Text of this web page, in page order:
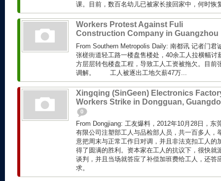
课。目前，数百名幼儿已被家长接回家中，何时恢
Workers Protest Against Fuli
Construction Company in Guangzhou
From Southern Metropolis Daily: 南都讯 记者门君
张槎街道轻工路一楼盘售楼处，40余工人拉横幅讨
方层层转包楼盘工程，导致工人工资被拖欠。目前
调解。 工人被逐出工地欠薪47万...
Xingqing (SinGeen) Electronics
Workers Strike in Dongguan,
0
From Dongjiang: 工友爆料，2012年10月28日，东
有限公司注塑部工人与品检部人员，共一百多人，
意把周末与正常工作日对调，并且非法克扣工人的
得了圆满的胜利。资本家在工人的抗议下，很快就
谈判，并且当场就答应了补偿加班费给工人，还答
求。